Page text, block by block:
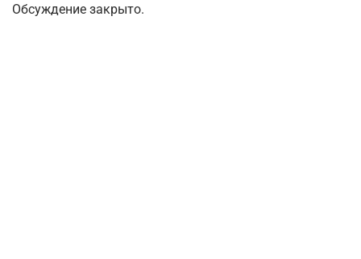
Обсуждение закрыто.